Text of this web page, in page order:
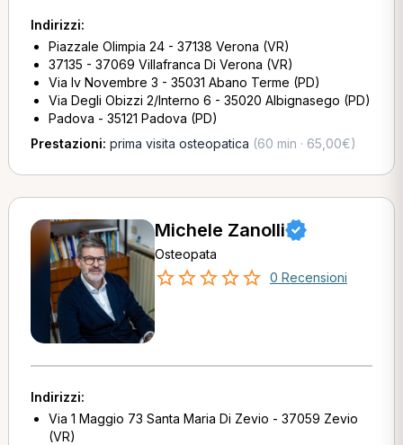
Indirizzi:
Piazzale Olimpia 24 - 37138 Verona (VR)
37135 - 37069 Villafranca Di Verona (VR)
Via Iv Novembre 3 - 35031 Abano Terme (PD)
Via Degli Obizzi 2/Interno 6 - 35020 Albignasego (PD)
Padova - 35121 Padova (PD)
Prestazioni: prima visita osteopatica (60 min · 65,00€)
Michele Zanolli
Osteopata
0 Recensioni
Indirizzi:
Via 1 Maggio 73 Santa Maria Di Zevio - 37059 Zevio
(VR)